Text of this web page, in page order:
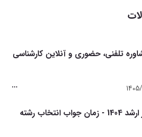
تلفنی، حضوری و آنلاین کارشناسی
اعلام نتایج نهایی کنکور ارشد 1404 - زمان جواب انتخاب رشته